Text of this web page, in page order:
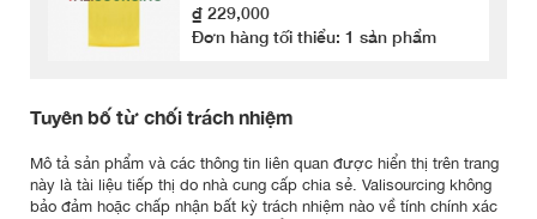
₫ 229,000
Đơn hàng tối thiểu: 1 sản phẩm
Tuyên bố từ chối trách nhiệm
Mô tả sản phẩm và các thông tin liên quan được hiển thị trên trang
này là tài liệu tiếp thị do nhà cung cấp chia sẻ. Valisourcing không
bảo đảm hoặc chấp nhận bất kỳ trách nhiệm nào về tính chính xác